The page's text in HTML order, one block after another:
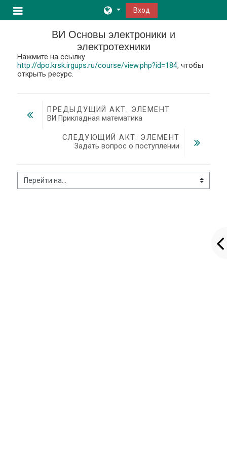
Боковая панель
Вход
ВИ Основы электроники и
электротехники
Нажмите на ссылку
http://dpo.krsk.irgups.ru/course/view.php?id=184, чтобы
открыть ресурс.
ПРЕДЫДУЩИЙ АКТ. ЭЛЕМЕНТ
ВИ Прикладная математика
СЛЕДУЮЩИЙ АКТ. ЭЛЕМЕНТ
Задать вопрос о поступлении
Перейти на...